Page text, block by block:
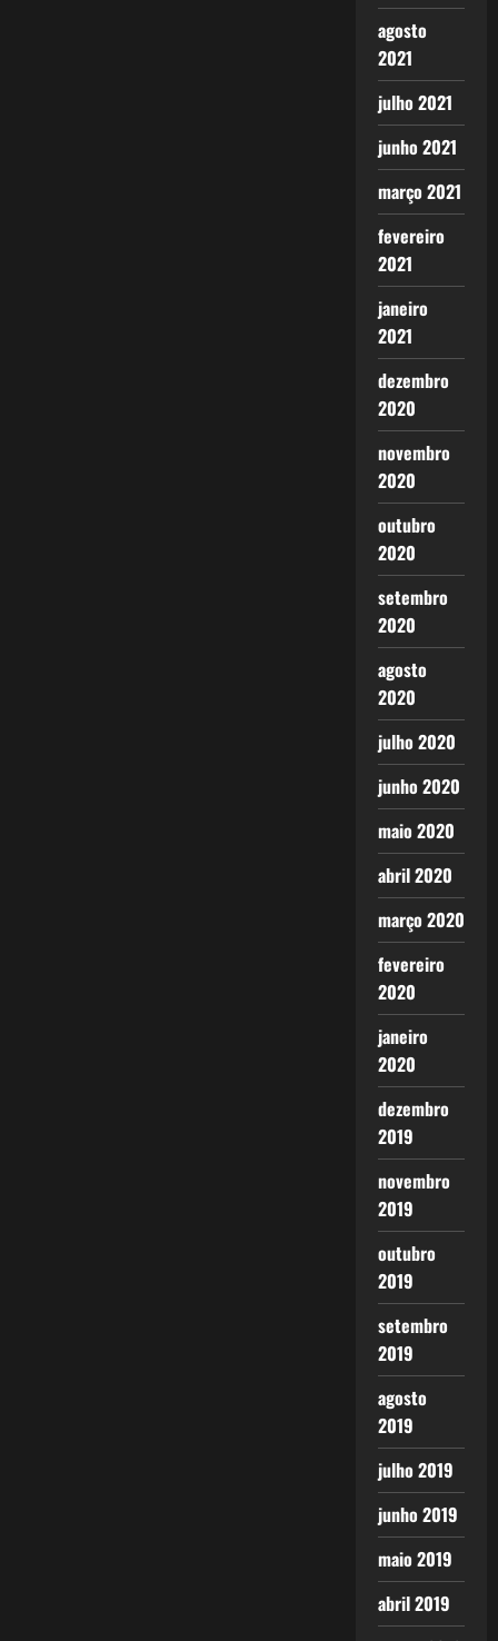
agosto
2021
julho 2021
junho 2021
março 2021
fevereiro
2021
janeiro
2021
dezembro
2020
novembro
2020
outubro
2020
setembro
2020
agosto
2020
julho 2020
junho 2020
maio 2020
abril 2020
março 2020
fevereiro
2020
janeiro
2020
dezembro
2019
novembro
2019
outubro
2019
setembro
2019
agosto
2019
julho 2019
junho 2019
maio 2019
abril 2019